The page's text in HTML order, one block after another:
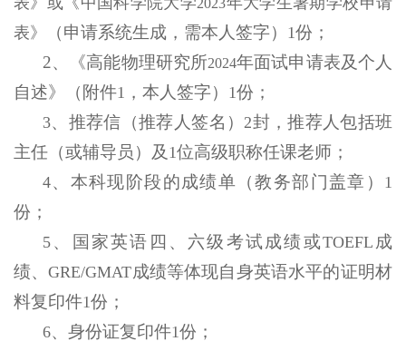
2023
表》
（申请系统生成，需本人签字） 1份；
2、《高能物理研究所2024年面试申请表及个人
自述》（附件1 ，本人签字） 1份；
3、推荐信（推荐人签名） 2封，推荐人包括班
主任（或辅导员）及 1位高级职称任课老师；
4、本科现阶段的成绩单（教务部门盖章） 1
份；
5 、国家英语四、六级考试成绩或TOEFL 成
绩、GRE/GMAT成绩等体现自身英语水平的证明材
料复印件1份；
6、身份证复印件1份；